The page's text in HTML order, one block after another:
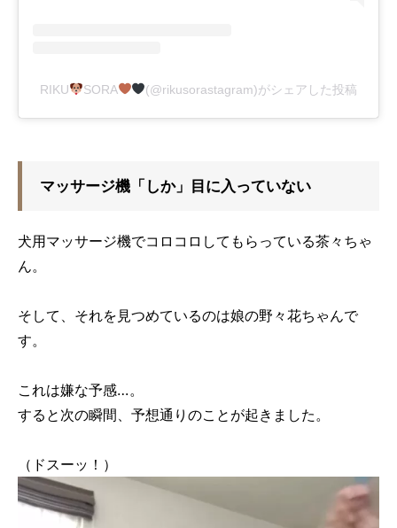
RIKU SORA (@rikusorastagram)がシェアした投稿
マッサージ機「しか」目に入っていない
犬用マッサージ機でコロコロしてもらっている茶々ちゃ
ん。
そして、それを見つめているのは娘の野々花ちゃんで
す。
これは嫌な予感…。
すると次の瞬間、予想通りのことが起きました。
（ドスーッ！）